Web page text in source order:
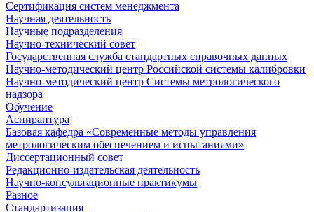
Сертификация систем менеджмента
Научная деятельность
Научные подразделения
Научно-технический совет
Государственная служба стандартных справочных данных
Научно-методический центр Российской системы калибровки
Научно-методический центр Системы метрологического
надзора
Обучение
Аспирантура
Базовая кафедра «Современные методы управления
метрологическим обеспечением и испытаниями»
Диссертационный совет
Редакционно-издательская деятельность
Научно-консультационные практикумы
Разное
Стандартизация